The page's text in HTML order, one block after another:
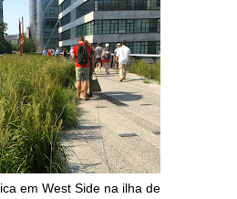
em West Side na ilha de